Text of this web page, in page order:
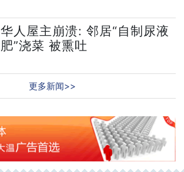
华人屋主崩溃: 邻居“自制尿液
肥”浇菜 被熏吐
更多新闻>>